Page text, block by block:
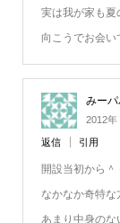
実は我が家も夏
向こうでお会い
みー
2012年
返信 引用
開設当初から＾
なかなか奇特
あまり中身の